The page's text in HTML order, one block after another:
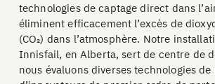
technologies de captage direct dans
éliminent efficacement l’excès de
(CO₂) dans l’atmosphère. Notre
Innisfail, en Alberta, sert de centre de
nous évaluons diverses technologies de